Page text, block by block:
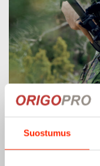
Suostumus